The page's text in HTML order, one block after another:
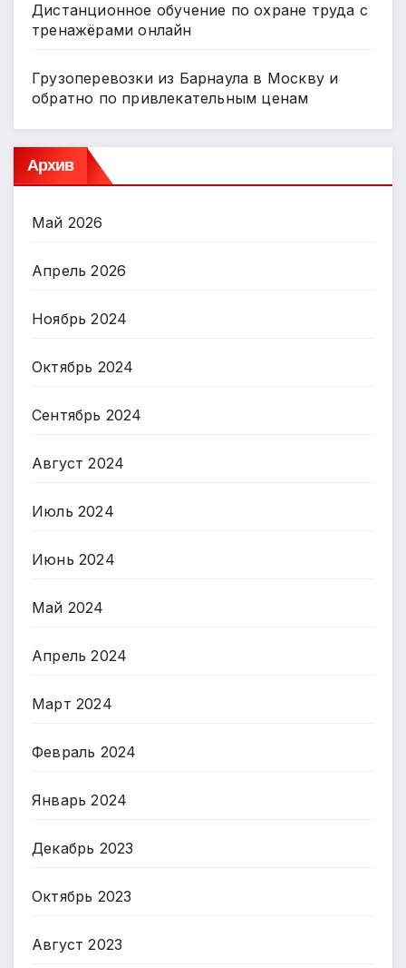
Дистанционное обучение по охране труда с
тренажёрами онлайн
Грузоперевозки из Барнаула в Москву и
обратно по привлекательным ценам
Архив
Май 2026
Апрель 2026
Ноябрь 2024
Октябрь 2024
Сентябрь 2024
Август 2024
Июль 2024
Июнь 2024
Май 2024
Апрель 2024
Март 2024
Февраль 2024
Январь 2024
Декабрь 2023
Октябрь 2023
Август 2023